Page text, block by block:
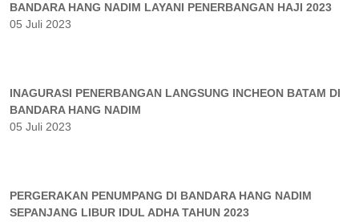
BANDARA HANG NADIM LAYANI PENERBANGAN HAJI 2023
05 Juli 2023
INAGURASI PENERBANGAN LANGSUNG INCHEON BATAM DI
BANDARA HANG NADIM
05 Juli 2023
PERGERAKAN PENUMPANG DI BANDARA HANG NADIM
SEPANJANG LIBUR IDUL ADHA TAHUN 2023